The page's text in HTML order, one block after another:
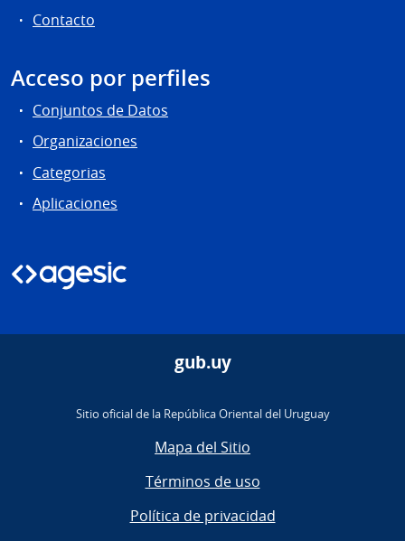
Contacto
Acceso por perfiles
Conjuntos de Datos
Organizaciones
Categorias
Aplicaciones
gub.uy
Sitio oficial de la República Oriental del Uruguay
Mapa del Sitio
Términos de uso
Política de privacidad